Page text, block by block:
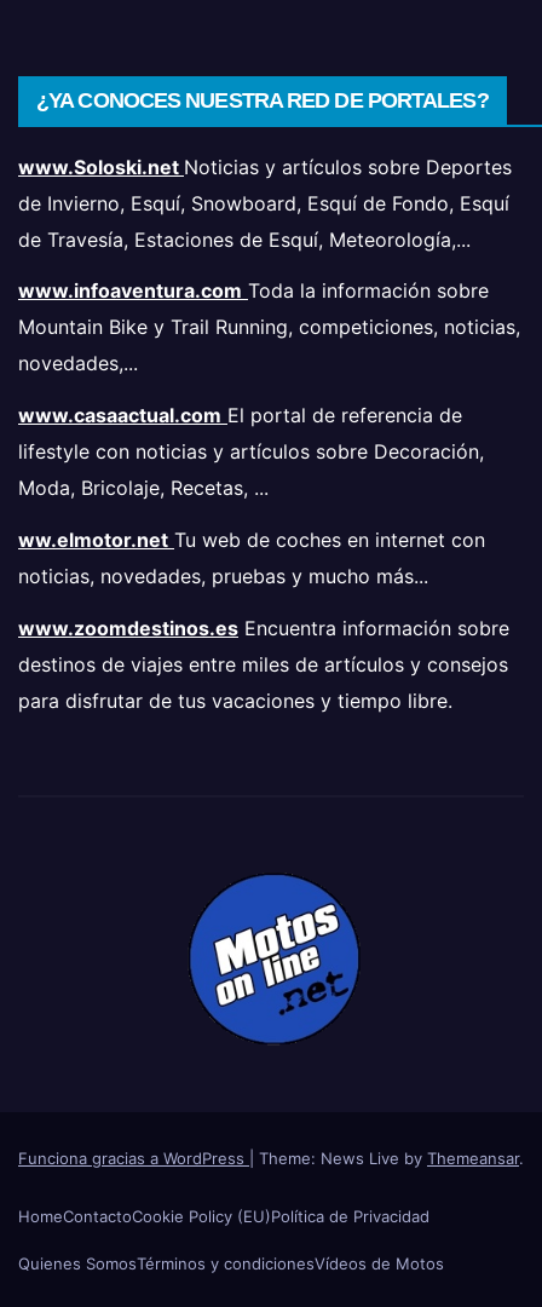
¿YA CONOCES NUESTRA RED DE PORTALES?
www.Soloski.net Noticias y artículos sobre Deportes
de Invierno, Esquí, Snowboard, Esquí de Fondo, Esquí
de Travesía, Estaciones de Esquí, Meteorología,...
www.infoaventura.com Toda la información sobre
Mountain Bike y Trail Running, competiciones, noticias,
novedades,...
www.casaactual.com El portal de referencia de
lifestyle con noticias y artículos sobre Decoración,
Moda, Bricolaje, Recetas, ...
ww.elmotor.net Tu web de coches en internet con
noticias, novedades, pruebas y mucho más...
www.zoomdestinos.es Encuentra información sobre
destinos de viajes entre miles de artículos y consejos
para disfrutar de tus vacaciones y tiempo libre.
Funciona gracias a WordPress Theme: News Live by Themeansar.
HomeContactoCookie Policy (EU)Política de Privacidad
Quienes SomosTérminos y condicionesVídeos de Motos